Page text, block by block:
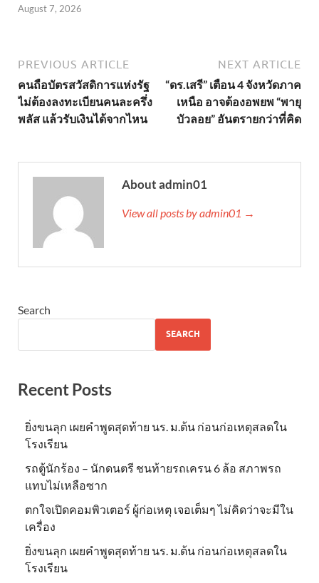
August 7, 2026
PREVIOUS ARTICLE
คนถือบัตรสวัสดิการแห่งรัฐ
ไม่ต้องลงทะเบียนคนละครึ่ง
พลัส แล้วรับเงินได้จากไหน
NEXT ARTICLE
“ดร.เสรี” เตือน 4 จังหวัดภาค
เหนือ อาจต้องอพยพ “พายุ
บัวลอย” อันตรายกว่าที่คิด
About admin01
View all posts by admin01 →
Search
SEARCH
Recent Posts
ยิ่งขนลุก เผยคำพูดสุดท้าย นร. ม.ต้น ก่อนก่อเหตุสลดใน
โรงเรียน
รถตู้นักร้อง – นักดนตรี ชนท้ายรถเครน 6 ล้อ สภาพรถ
แทบไม่เหลือซาก
ตกใจเปิดคอมพิวเตอร์ ผู้ก่อเหตุ เจอเต็มๆ ไม่คิดว่าจะมีใน
เครื่อง
ยิ่งขนลุก เผยคำพูดสุดท้าย นร. ม.ต้น ก่อนก่อเหตุสลดใน
โรงเรียน